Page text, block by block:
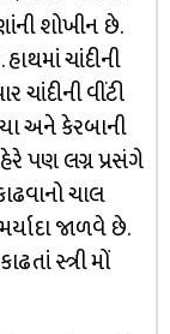
શોખીન છે.
ચાંદીની
ચાંદીની વીંટી
અને કેરબાની
પણ લગ્ન પ્રસંગે
ચાલ
જાળવે છે.
સ્ત્રી મોં